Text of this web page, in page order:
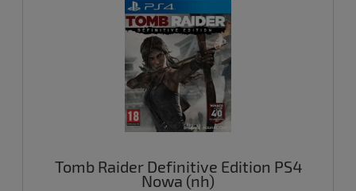
Tomb Raider Definitive Edition PS4
Nowa (nh)